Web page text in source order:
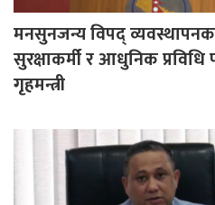
मनसुनजन्य विपद्
सुरक्षाकर्मी र आधुनिक
गृहमन्त्री